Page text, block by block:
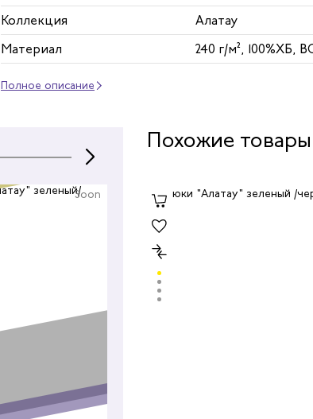
Коллекция
Алатау
Материал
240 г/м², 100%ХБ,
Полное описание
Soon
Похожие товары